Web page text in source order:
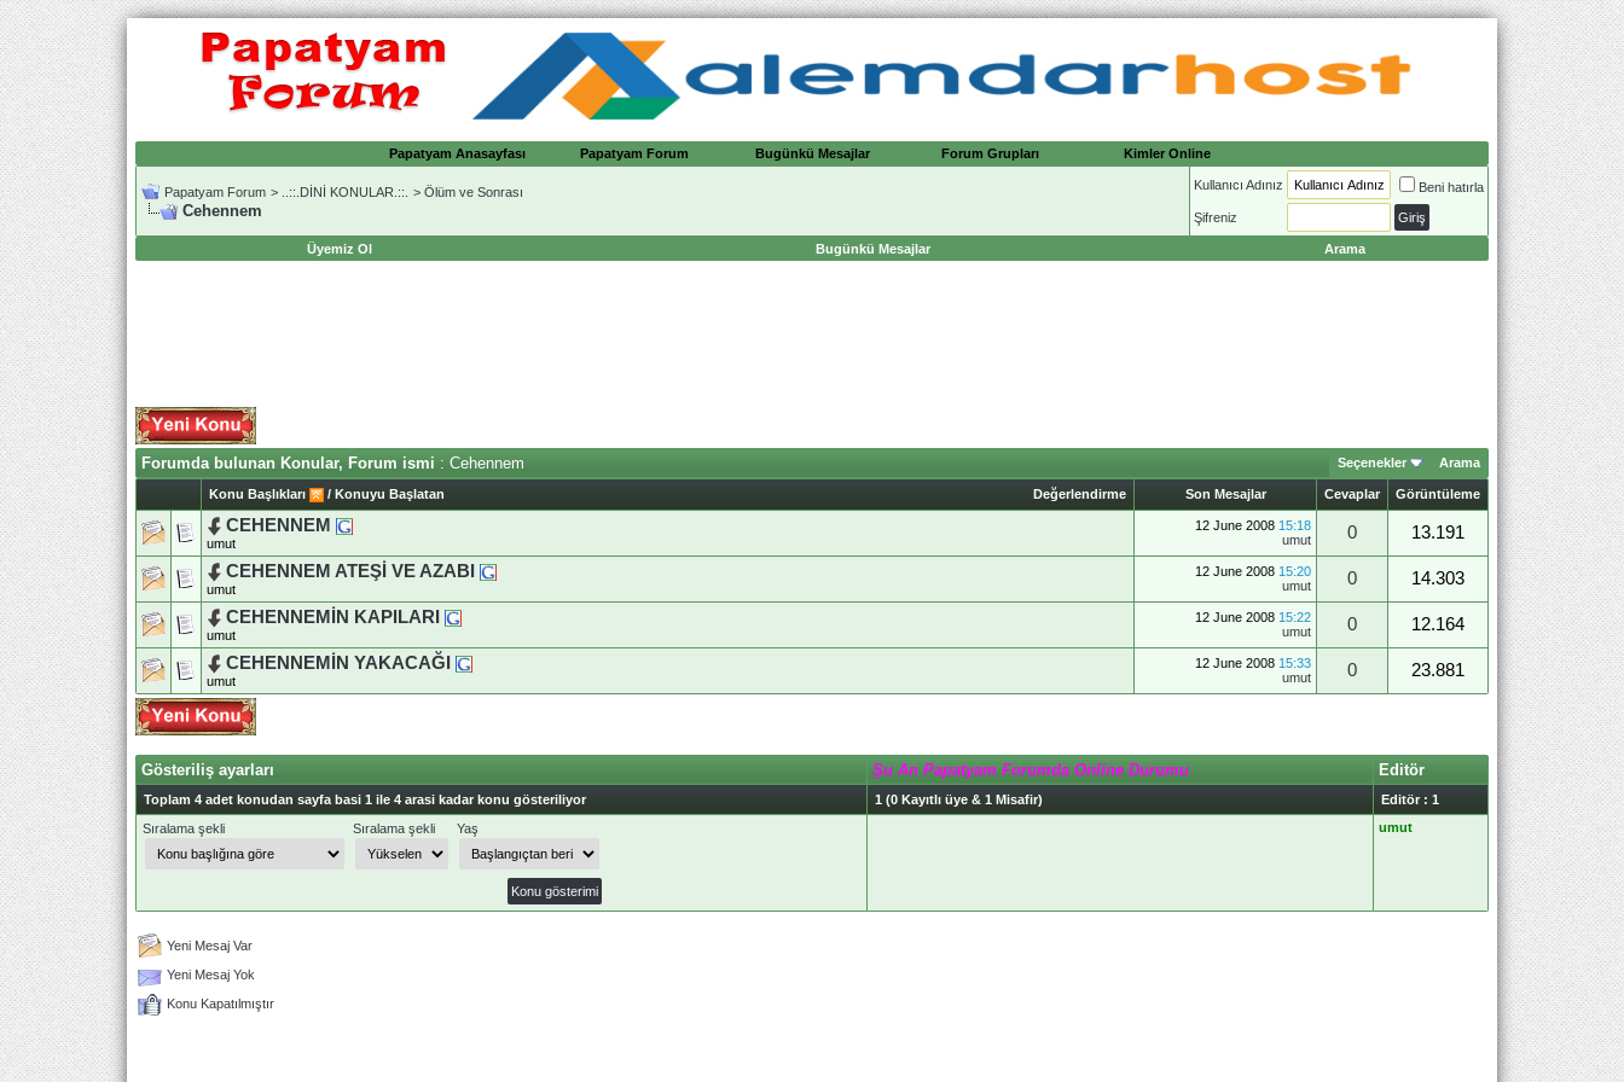
Papatyam Anasayfası Papatyam Forum Bugünkü Mesajlar Forum Grupları Kimler Online
Papatyam Forum > ..::.DİNİ KONULAR.::. > Ölüm ve Sonrası
Cehennem
Kullanıcı Adınız Beni hatırla
Şifreniz
Üyemiz Ol Bugünkü Mesajlar Arama
Forumda bulunan Konular, Forum ismi : Cehennem Seçenekler Arama
Değerlendirme
Konu Başlıkları / Konuyu Başlatan Son Mesajlar Cevaplar Görüntüleme
CEHENNEM
umut
12 June 2008 15:18
umut
0
13.191
CEHENNEM ATEŞİ VE AZABI
umut
12 June 2008 15:20
umut
0
14.303
CEHENNEMİN KAPILARI
umut
12 June 2008 15:22
umut
0
12.164
CEHENNEMİN YAKACAĞI
umut
12 June 2008 15:33
umut
0 23.881
Gösteriliş ayarları Şu An Papatyam Forumda Online Durumu Editör
Toplam 4 adet konudan sayfa basi 1 ile 4 arasi kadar konu gösteriliyor 1 (0 Kayıtlı üye & 1 Misafir)
Editör : 1
Sıralama şekli
Sıralama şekli Yaş umut
Yeni Mesaj Var
Yeni Mesaj Yok
Konu Kapatılmıştır